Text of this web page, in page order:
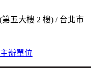
五大樓 2 樓) / 台北市
辦單位